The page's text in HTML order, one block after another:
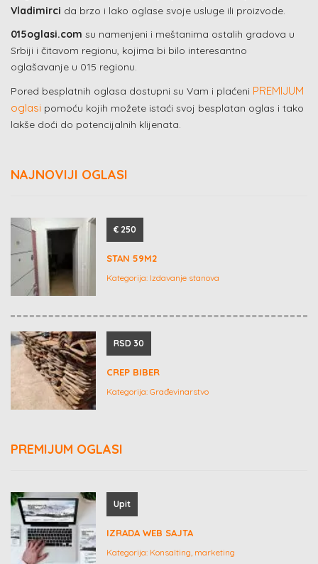
Vladimirci da brzo i lako oglase svoje usluge ili proizvode.
015oglasi.com su namenjeni i meštanima ostalih gradova u
Srbiji i čitavom regionu, kojima bi bilo interesantno
oglašavanje u 015 regionu.
Pored besplatnih oglasa dostupni su Vam i plaćeni PREMIJUM
oglasi pomoću kojih možete istaći svoj besplatan oglas i tako
lakše doći do potencijalnih klijenata.
NAJNOVIJI OGLASI
€ 250
STAN 59M2
Kategorija: Izdavanje stanova
RSD 30
CREP BIBER
Kategorija: Građevinarstvo
PREMIJUM OGLASI
Upit
IZRADA WEB SAJTA
Kategorija: Konsalting, marketing